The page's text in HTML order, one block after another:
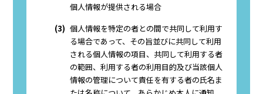
個人情報が提供される場合
(3) 個人情報を特定の者との間で共同して利用す
る場合であって、その旨並びに共同して利用
される個人情報の項目、共同して利用する者
の範囲、利用する者の利用目的及び当該個人
情報の管理について責任を有する者の氏名ま